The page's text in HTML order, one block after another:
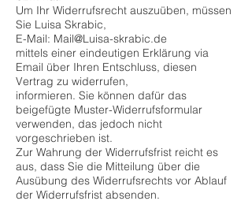
Um Ihr Widerrufsrecht auszuüben, müssen
Sie Luisa Skrabic,
E-Mail: Mail@Luisa-skrabic.de
mittels einer eindeutigen Erklärung via
Email über Ihren Entschluss, diesen
Vertrag zu widerrufen,
informieren. Sie können dafür das
beigefügte Muster-Widerrufsformular
verwenden, das jedoch nicht
vorgeschrieben ist.
Zur Wahrung der Widerrufsfrist reicht es
aus, dass Sie die Mitteilung über die
Ausübung des Widerrufsrechts vor Ablauf
der Widerrufsfrist absenden.